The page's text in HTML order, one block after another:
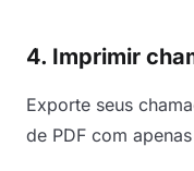
4. Imprimir
Exporte seus
de PDF com